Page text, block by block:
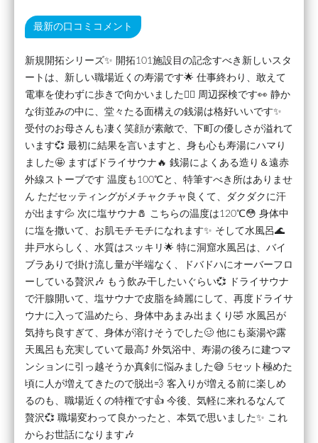
最新の口コミコメント
新規開拓シリーズ✨ 開拓101施設目の記念すべき新しいスタ
ートは、新しい職場近くの寿湯です🌟 仕事終わり、敢えて
電車を使わずに歩きで向かいました🚶‍♂️ 周辺探検です👀 静か
な街並みの中に、堂々たる面構えの銭湯は格好いいです✨
受付のお母さんも凄く笑顔が素敵で、下町の優しさが溢れて
います💞 最初に結果を言いますと、身も心も寿湯にハマり
ました🤩 ますばドライサウナ🔥 銭湯によくある造り＆遠赤
外線ストーブです 温度も100℃と、特筆すべき所はありませ
ん ただセッティングがメチャクチャ良くて、ダクダクに汗
が出ます💦 次に塩サウナ🧂 こちらの温度は120℃😳 身体中
に塩を撒いて、お肌モチモチになれます✨ そして水風呂🌊
井戸水らしく、水質はスッキリ🌟 特に洞窟水風呂は、バイ
ブラありで掛け流し量が半端なく、ドバドハにオーバーフロ
ーしている贅沢🎶 もう飲み干したいぐらい💞 ドライサウナ
で汗腺開いて、塩サウナで皮脂を綺麗にして、再度ドライサ
ウナに入って温めたら、身体中あまみ出まくり🤣 水風呂が
気持ち良すぎて、身体が溶けそうでした🥴 他にも薬湯や露
天風呂も充実していて最高⤴️ 外気浴中、寿湯の後ろに建つマ
ンションに引っ越そうか真剣に悩みました😅 5セット極めた
頃に人が増えてきたので脱出💨 客入りが増える前に楽しめ
るのも、職場近くの特権です👍 今後、気軽に来れるなんて
贅沢💞 職場変わって良かったと、本気で思いました✨ これ
からお世話になります🎶